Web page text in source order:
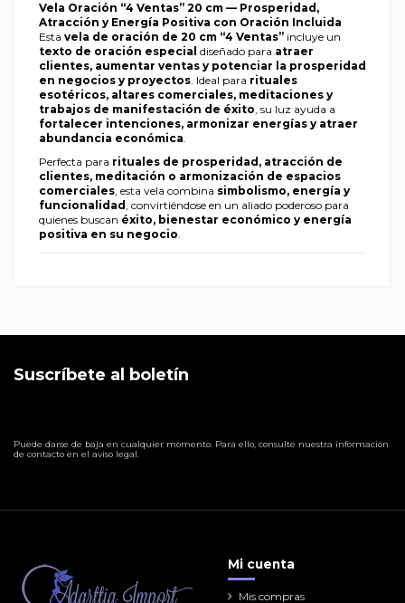
Vela Oración “4 Ventas” 20 cm — Prosperidad,
Atracción y Energía Positiva con Oración Incluida
Esta vela de oración de 20 cm “4 Ventas” incluye un
texto de oración especial diseñado para atraer
clientes, aumentar ventas y potenciar la prosperidad
en negocios y proyectos. Ideal para rituales
esotéricos, altares comerciales, meditaciones y
trabajos de manifestación de éxito, su luz ayuda a
fortalecer intenciones, armonizar energías y atraer
abundancia económica.
Perfecta para rituales de prosperidad, atracción de
clientes, meditación o armonización de espacios
comerciales , esta vela combina simbolismo, energía y
funcionalidad , convirtiéndose en un aliado poderoso para
quienes buscan éxito, bienestar económico y energía
positiva en su negocio
Suscríbete al boletín
Puede darse de baja en cualquier momento. Para ello, consulte nuestra información
de contacto en el aviso legal.
Mi cuenta
Mis compras